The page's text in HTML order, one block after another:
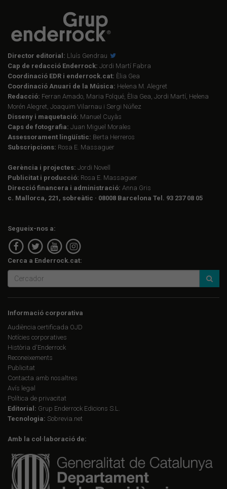
Director editorial: Lluís Gendrau
Cap de redacció Enderrock: Jordi Martí Fabra
Coordinació EDR i enderrock.cat: Èlia Gea
Coordinació Anuari de la Música: Helena M. Alegret
Redacció: Ferran Amado, Maria Folqué, Èlia Gea, Jordi Martí, Helena
Morén Alegret, Joaquim Vilarnau i Sergi Núñez
Disseny i maquetació: Manuel Cuyàs
Caps de fotografia: Juan Miguel Morales
Assessorament lingüístic: Berta Herreros
Subscripcions: Rosa E. Massaguer
Gerència i projectes: Jordi Novell
Publicitat i producció: Rosa E. Massaguer
Direcció financera i administració: Anna Gris
c. Mallorca, 221, sobreàtic · 08008 Barcelona Tel. 93 237 08 05
Segueix-nos a:
Cerca a Enderrock.cat:
Informació corporativa
Audiència certificada OJD
Notícies corporatives
Història d'Enderrock
Reconeixements
Publicitat
Contacta amb nosaltres
Avís legal
Política de privacitat
Editorial: Grup Enderrock Edicions S.L.
Tecnologia: Sobrevia.net
Amb la col·laboració de: